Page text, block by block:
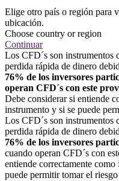
Elige otro país o región para
ubicación.
Choose country or region
Continuar
Los CFD´s son instrumentos
perdida rápida de dinero
76% de los inversores
operan CFD´s con este
Debe considerar si entiende
instrumento y si se puede
Los CFD´s son instrumentos
perdida rápida de dinero
76% de los inversores
cuando operan CFD´s con
entiende correctamente
puede permitir tomar el